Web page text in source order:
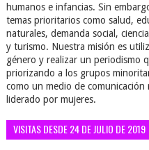
humanos e infancias. Sin
temas prioritarios como salud,
naturales, demanda social,
y turismo. Nuestra misión es
género y realizar un periodismo
priorizando a los grupos
como un medio de
liderado por mujeres.
VISITAS DESDE 24 DE JULIO DE 2019